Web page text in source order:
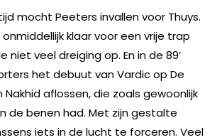
mocht Peeters invallen voor Thuys.
klaar voor een vrije trap
niet veel dreiging op. En in de 89’
het debuut van Vardic op De
Nakhid aflossen, die zoals gewoonlijk
de benen had. Met zijn gestalte
iets in de lucht te forceren. Veel